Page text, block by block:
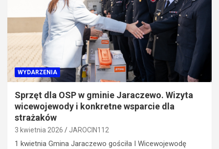
WYDARZENIA
Sprzęt dla OSP w gminie Jaraczewo. Wizyta
wicewojewody i konkretne wsparcie dla
strażaków
3 kwietnia 2026 JAROCIN112
1 kwietnia Gmina Jaraczewo gościła I Wicewojewodę